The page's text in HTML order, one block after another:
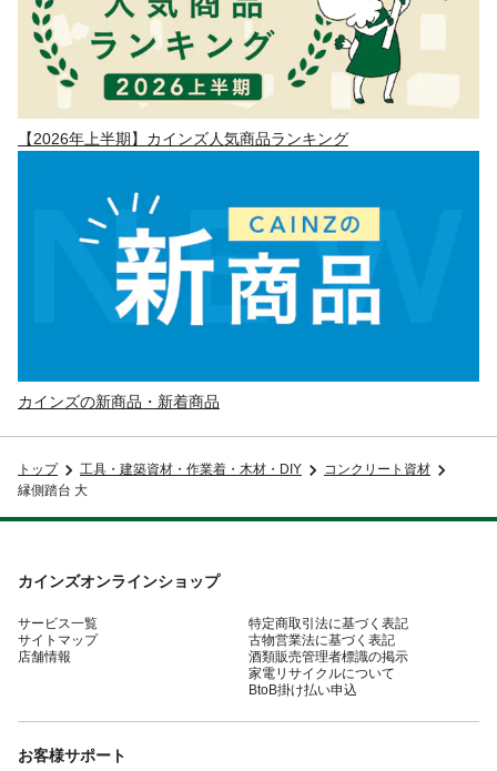
【2026年上半期】カインズ人気商品ランキング
カインズの新商品・新着商品
トップ 工具・建築資材・作業着・木材・DIY
コンクリート資材
縁側踏台 大
カインズオンラインショップ
サービス一覧
サイトマップ
店舗情報
特定商取引法に基づく表記
古物営業法に基づく表記
酒類販売管理者標識の掲示
家電リサイクルについて
BtoB掛け払い申込
お客様サポート